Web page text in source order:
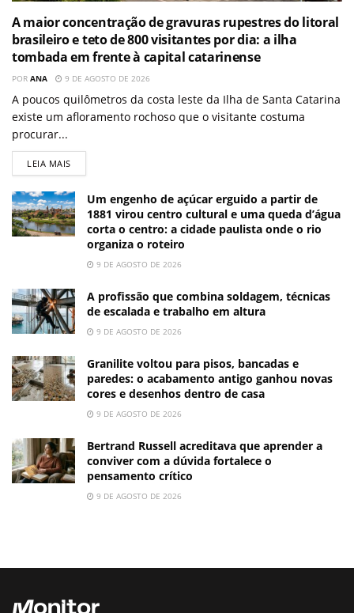
A maior concentração de gravuras rupestres do litoral
brasileiro e teto de 800 visitantes por dia: a ilha
tombada em frente à capital catarinense
POR ANA 9 DE AGOSTO DE 2026
A poucos quilômetros da costa leste da Ilha de Santa Catarina
existe um afloramento rochoso que o visitante costuma
procurar...
LEIA MAIS
Um engenho de açúcar erguido a partir de
1881 virou centro cultural e uma queda d’água
corta o centro: a cidade paulista onde o rio
organiza o roteiro
9 DE AGOSTO DE 2026
A profissão que combina soldagem, técnicas
de escalada e trabalho em altura
9 DE AGOSTO DE 2026
Granilite voltou para pisos, bancadas e
paredes: o acabamento antigo ganhou novas
cores e desenhos dentro de casa
9 DE AGOSTO DE 2026
Bertrand Russell acreditava que aprender a
conviver com a dúvida fortalece o
pensamento crítico
9 DE AGOSTO DE 2026